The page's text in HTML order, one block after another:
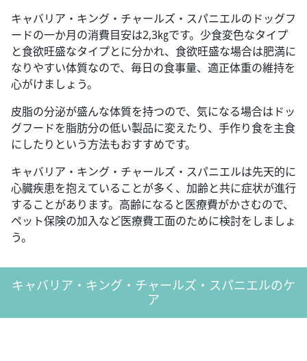
キャバリア・キング・チャールズ・スパニエルのドッグフ
ードの一か月の消費目安は2,3㎏です。少食変色なタイプ
と食欲旺盛なタイプとに分かれ、食欲旺盛な場合は肥満に
なりやすい体質なので、毎日の食事量、適正体重の維持を
心がけましょう。
皮脂の分泌が盛んな体質を持つので、気になる場合はドッ
グフードを脂肪分の低い製品に変えたり、手作り食を主食
にしたりという方法もおすすめです。
キャバリア・キング・チャールズ・スパニエルは先天的に
心臓疾患を抱えていることが多く、加齢と共に症状が進行
することがあります。高齢になると医療費がかさむので、
ペット保険の加入など医療費工面のために検討をしましょ
う。
キャバリア・キング・チャールズ・スパニエルのケ
ア